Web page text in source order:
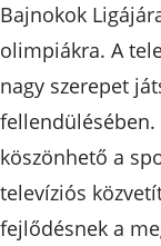
Bajnokok
olimpiákra. A
nagy szerepet
fellendülésében.
köszönhető a
televíziós
fejlődésnek a